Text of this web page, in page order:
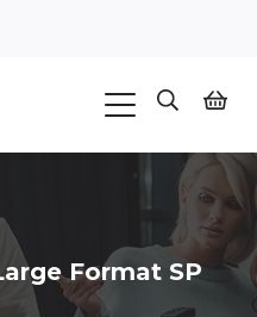
Format SP